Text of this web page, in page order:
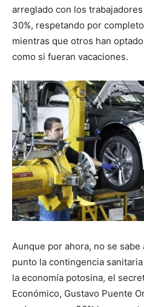
arreglado con los
30%, respetando por
mientras que otros han
como si fueran vacaciones.
Aunque por ahora, no se
punto la contingencia
la economía potosina, el
Económico, Gustavo Puente